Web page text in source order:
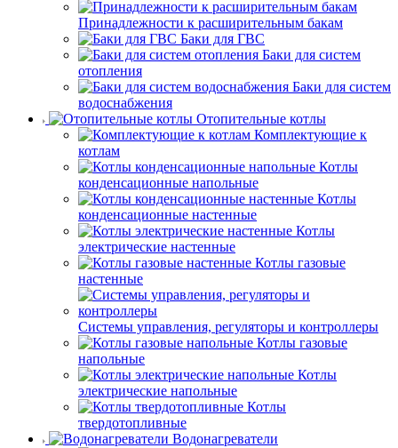
Принадлежности к расширительным бакам
Баки для ГВС
Баки для систем
отопления
Баки для систем
водоснабжения
Отопительные котлы
Комплектующие к
котлам
Котлы
конденсационные напольные
Котлы
конденсационные настенные
Котлы
электрические настенные
Котлы газовые
настенные
Системы управления, регуляторы и контроллеры
Котлы газовые
напольные
Котлы
электрические напольные
Котлы
твердотопливные
Водонагреватели